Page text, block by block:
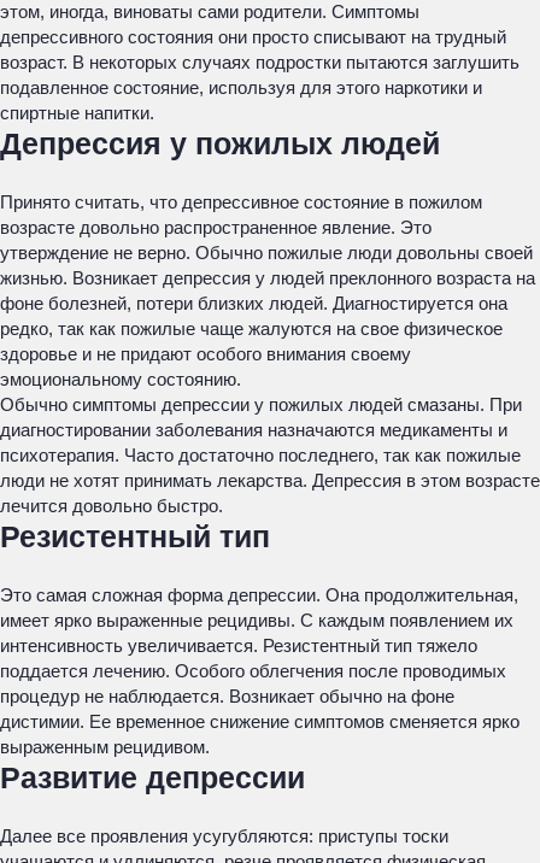
этом, иногда, виноваты сами родители. Симптомы
депрессивного состояния они просто списывают на трудный
возраст. В некоторых случаях подростки пытаются заглушить
подавленное состояние, используя для этого наркотики и
спиртные напитки.
Депрессия у пожилых людей
Принято считать, что депрессивное состояние в пожилом
возрасте довольно распространенное явление. Это
утверждение не верно. Обычно пожилые люди довольны своей
жизнью. Возникает депрессия у людей преклонного возраста на
фоне болезней, потери близких людей. Диагностируется она
редко, так как пожилые чаще жалуются на свое физическое
здоровье и не придают особого внимания своему
эмоциональному состоянию.
Обычно симптомы депрессии у пожилых людей смазаны. При
диагностировании заболевания назначаются медикаменты и
психотерапия. Часто достаточно последнего, так как пожилые
люди не хотят принимать лекарства. Депрессия в этом возрасте
лечится довольно быстро.
Резистентный тип
Это самая сложная форма депрессии. Она продолжительная,
имеет ярко выраженные рецидивы. С каждым появлением их
интенсивность увеличивается. Резистентный тип тяжело
поддается лечению. Особого облегчения после проводимых
процедур не наблюдается. Возникает обычно на фоне
дистимии. Ее временное снижение симптомов сменяется ярко
выраженным рецидивом.
Развитие депрессии
Далее все проявления усугубляются: приступы тоски